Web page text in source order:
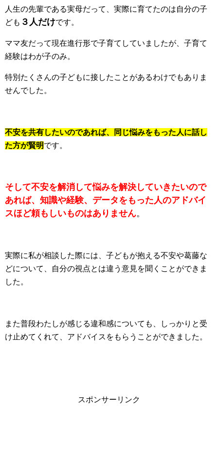
人生の先輩である実母だって、実際に育てたのは自分の子
ども ３人だけです。
ママ友だって現在進行形で子育てしていましたが、子育て
経験はわが子のみ。
特別たくさんの子どもに接したことがあるわけでもありま
せんでした。
不安を共有したいのであれば、同じ悩みをもった人に話し
た方が賢明です。
そして不安を解消して悩みを解決していきたいので
あれば、知識や経験、データをもった人のアドバイ
スほど頼もしいものはありません。
実際に私が相談した際には、子どもが抱える不安や葛藤な
どについて、自分の視点とは違う意見を聞くことができま
した。
また普段わたしが感じる違和感についても、しっかりと受
け止めてくれて、アドバイスをもらうことができました。
スポンサーリンク